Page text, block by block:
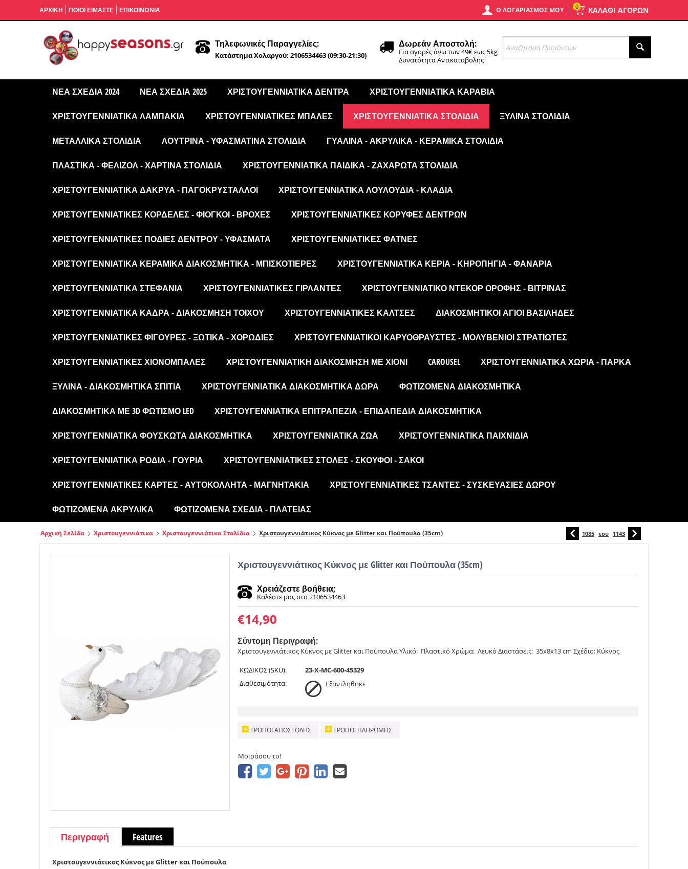
ΑΡΧΙΚΉ ΠΟΙΟΙ ΕΙΜΑΣΤΕ ΕΠΙΚΟΙΝΩΝΙΑ ΚΑΛΑΘΙ ΑΓΟΡΩΝ
0
Ο ΛΟΓΑΡΙΑΣΜΌΣ ΜΟΥ
Τηλεφωνικές Παραγγελίες:
Κατάστημα Χολαργού: 2106534463 (09:30-21:30)
Δωρεάν Αποστολή:
Για αγορές άνω των 49€ εως 5kg
Δυνατότητα Αντικαταβολής
ΝΈΑ ΣΧΈΔΙΑ 2024 ΝΈΑ ΣΧΈΔΙΑ 2025 ΧΡΙΣΤΟΥΓΕΝΝΙΆΤΙΚΑ ΔΈΝΤΡΑ ΧΡΙΣΤΟΥΓΕΝΝΙΆΤΙΚΑ ΚΑΡΆΒΙΑ
ΧΡΙΣΤΟΥΓΕΝΝΙΆΤΙΚΑ ΛΑΜΠΆΚΙΑ ΧΡΙΣΤΟΥΓΕΝΝΙΆΤΙΚΕΣ ΜΠΆΛΕΣ ΧΡΙΣΤΟΥΓΕΝΝΙΆΤΙΚΑ ΣΤΟΛΊΔΙΑ ΞΎΛΙΝΑ ΣΤΟΛΊΔΙΑ
ΜΕΤΑΛΛΙΚΆ ΣΤΟΛΊΔΙΑ ΛΟΎΤΡΙΝΑ - ΥΦΑΣΜΆΤΙΝΑ ΣΤΟΛΊΔΙΑ ΓΥΆΛΙΝΑ - ΑΚΡΥΛΙΚΆ - ΚΕΡΑΜΙΚΆ ΣΤΟΛΊΔΙΑ
ΠΛΑΣΤΙΚΆ - ΦΕΛΙΖΌΛ - ΧΆΡΤΙΝΑ ΣΤΟΛΊΔΙΑ ΧΡΙΣΤΟΥΓΕΝΝΙΆΤΙΚΑ ΠΑΙΔΙΚΆ - ΖΑΧΑΡΩΤΆ ΣΤΟΛΊΔΙΑ
ΧΡΙΣΤΟΥΓΕΝΝΙΆΤΙΚΑ ΔΆΚΡΥΑ - ΠΑΓΟΚΡΎΣΤΑΛΛΟΙ ΧΡΙΣΤΟΥΓΕΝΝΙΆΤΙΚΑ ΛΟΥΛΟΎΔΙΑ - ΚΛΑΔΙΆ
ΧΡΙΣΤΟΥΓΕΝΝΙΆΤΙΚΕΣ ΚΟΡΔΈΛΕΣ - ΦΙΌΓΚΟΙ - ΒΡΟΧΈΣ ΧΡΙΣΤΟΥΓΕΝΝΙΆΤΙΚΕΣ ΚΟΡΥΦΈΣ ΔΈΝΤΡΩΝ
ΧΡΙΣΤΟΥΓΕΝΝΙΆΤΙΚΕΣ ΠΟΔΙΈΣ ΔΈΝΤΡΟΥ - ΥΦΆΣΜΑΤΑ ΧΡΙΣΤΟΥΓΕΝΝΙΆΤΙΚΕΣ ΦΆΤΝΕΣ
ΧΡΙΣΤΟΥΓΕΝΝΙΆΤΙΚΑ ΚΕΡΑΜΙΚΆ ΔΙΑΚΟΣΜΗΤΙΚΆ - ΜΠΙΣΚΟΤΙΈΡΕΣ ΧΡΙΣΤΟΥΓΕΝΝΙΆΤΙΚΑ ΚΕΡΙΆ - ΚΗΡΟΠΉΓΙΑ - ΦΑΝΆΡΙΑ
ΧΡΙΣΤΟΥΓΕΝΝΙΆΤΙΚΑ ΣΤΕΦΆΝΙΑ ΧΡΙΣΤΟΥΓΕΝΝΙΆΤΙΚΕΣ ΓΙΡΛΆΝΤΕΣ ΧΡΙΣΤΟΥΓΕΝΝΙΆΤΙΚΟ ΝΤΕΚΌΡ ΟΡΟΦΉΣ - ΒΙΤΡΊΝΑΣ
ΧΡΙΣΤΟΥΓΕΝΝΙΆΤΙΚΑ ΚΆΔΡΑ - ΔΙΑΚΌΣΜΗΣΗ ΤΟΊΧΟΥ ΧΡΙΣΤΟΥΓΕΝΝΙΆΤΙΚΕΣ ΚΆΛΤΣΕΣ ΔΙΑΚΟΣΜΗΤΙΚΟΊ ΆΓΙΟΙ ΒΑΣΊΛΗΔΕΣ
ΧΡΙΣΤΟΥΓΕΝΝΙΆΤΙΚΕΣ ΦΙΓΟΎΡΕΣ - ΞΩΤΙΚΆ - ΧΟΡΩΔΊΕΣ ΧΡΙΣΤΟΥΓΕΝΝΙΆΤΙΚΟΙ ΚΑΡΥΟΘΡΑΎΣΤΕΣ - ΜΟΛΥΒΈΝΙΟΙ ΣΤΡΑΤΙΏΤΕΣ
ΧΡΙΣΤΟΥΓΕΝΝΙΆΤΙΚΕΣ ΧΙΟΝΌΜΠΑΛΕΣ ΧΡΙΣΤΟΥΓΕΝΝΙΆΤΙΚΗ ΔΙΑΚΌΣΜΗΣΗ ΜΕ ΧΙΌΝΙ CAROUSEL ΧΡΙΣΤΟΥΓΕΝΝΙΆΤΙΚΑ ΧΩΡΙΆ - ΠΆΡΚΑ
ΞΎΛΙΝΑ - ΔΙΑΚΟΣΜΗΤΙΚΆ ΣΠΊΤΙΑ ΧΡΙΣΤΟΥΓΕΝΝΙΆΤΙΚΑ ΔΙΑΚΟΣΜΗΤΙΚΆ ΔΏΡΑ ΦΩΤΙΖΌΜΕΝΑ ΔΙΑΚΟΣΜΗΤΙΚΆ
ΔΙΑΚΟΣΜΗΤΙΚΆ ΜΕ 3D ΦΩΤΙΣΜΌ LED ΧΡΙΣΤΟΥΓΕΝΝΙΆΤΙΚΑ ΕΠΙΤΡΑΠΈΖΙΑ - ΕΠΙΔΑΠΈΔΙΑ ΔΙΑΚΟΣΜΗΤΙΚΆ
ΧΡΙΣΤΟΥΓΕΝΝΙΆΤΙΚΑ ΦΟΥΣΚΩΤΆ ΔΙΑΚΟΣΜΗΤΙΚΆ ΧΡΙΣΤΟΥΓΕΝΝΙΆΤΙΚΑ ΖΏΑ ΧΡΙΣΤΟΥΓΕΝΝΙΆΤΙΚΑ ΠΑΙΧΝΊΔΙΑ
ΧΡΙΣΤΟΥΓΕΝΝΙΆΤΙΚΑ ΡΌΔΙΑ - ΓΟΎΡΙΑ ΧΡΙΣΤΟΥΓΕΝΝΙΆΤΙΚΕΣ ΣΤΟΛΈΣ - ΣΚΟΎΦΟΙ - ΣΆΚΟΙ
ΧΡΙΣΤΟΥΓΕΝΝΙΆΤΙΚΕΣ ΚΆΡΤΕΣ - ΑΥΤΟΚΌΛΛΗΤΑ - ΜΑΓΝΗΤΆΚΙΑ ΧΡΙΣΤΟΥΓΕΝΝΙΆΤΙΚΕΣ ΤΣΆΝΤΕΣ - ΣΥΣΚΕΥΑΣΊΕΣ ΔΏΡΟΥ
ΦΩΤΙΖΌΜΕΝΑ ΑΚΡΥΛΙΚΆ ΦΩΤΙΖΌΜΕΝΑ ΣΧΈΔΙΑ - ΠΛΑΤΕΊΑΣ
Αρχική Σελίδα Χριστουγεννιάτικα Χριστουγεννιάτικα Στολίδια Χριστουγεννιάτικος Κύκνος με Glitter και Πούπουλα (35cm) 1085 του 1143
Χριστουγεννιάτικος Κύκνος με Glitter και Πούπουλα (35cm)
Χρειάζεστε βοήθεια;
Καλέστε μας στο 2106534463
€14,90
Σύντομη Περιγραφή:
Χριστουγεννιάτικος Κύκνος με Glitter και Πούπουλα Υλικό: Πλαστικό Χρώμα: Λευκό Διαστάσεις: 35x8x13 cm Σχέδιο: Κύκνος
ΚΩΔΙΚΟΣ (SKU):
23-X-MC-600-45329
Διαθεσιμότητα:
Εξαντληθηκε
ΤΡΌΠΟΙ ΑΠΟΣΤΟΛΉΣ ΤΡΌΠΟΙ ΠΛΗΡΩΜΉΣ
Μοιράσου το!
Περιγραφή Features
Χριστουγεννιάτικος Κύκνος με Glitter και Πούπουλα